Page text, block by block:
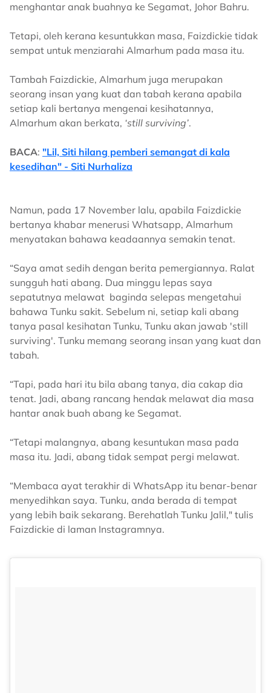
menghantar anak buahnya ke Segamat, Johor Bahru.
Tetapi, oleh kerana kesuntukkan masa, Faizdickie tidak
sempat untuk menziarahi Almarhum pada masa itu.
Tambah Faizdickie, Almarhum juga merupakan
seorang insan yang kuat dan tabah kerana apabila
setiap kali bertanya mengenai kesihatannya,
Almarhum akan berkata, ‘still surviving’.
BACA: "Lil, Siti hilang pemberi semangat di kala
kesedihan" - Siti Nurhaliza
Namun, pada 17 November lalu, apabila Faizdickie
bertanya khabar menerusi Whatsapp, Almarhum
menyatakan bahawa keadaannya semakin tenat.
“Saya amat sedih dengan berita pemergiannya. Ralat
sungguh hati abang. Dua minggu lepas saya
sepatutnya melawat baginda selepas mengetahui
bahawa Tunku sakit. Sebelum ni, setiap kali abang
tanya pasal kesihatan Tunku, Tunku akan jawab 'still
surviving'. Tunku memang seorang insan yang kuat dan
tabah.
“Tapi, pada hari itu bila abang tanya, dia cakap dia
tenat. Jadi, abang rancang hendak melawat dia masa
hantar anak buah abang ke Segamat.
“Tetapi malangnya, abang kesuntukan masa pada
masa itu. Jadi, abang tidak sempat pergi melawat.
“Membaca ayat terakhir di WhatsApp itu benar-benar
menyedihkan saya. Tunku, anda berada di tempat
yang lebih baik sekarang. Berehatlah Tunku Jalil," tulis
Faizdickie di laman Instagramnya.